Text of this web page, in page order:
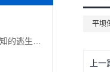
逃生知识
平坝
上一